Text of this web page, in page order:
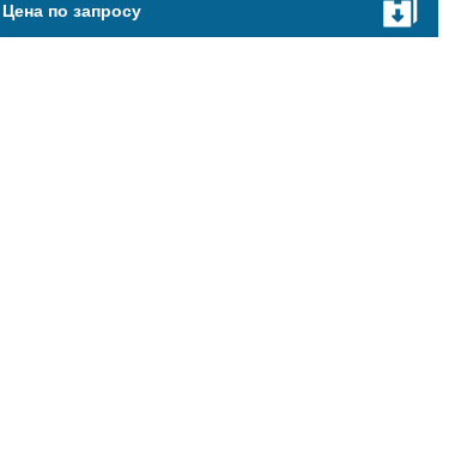
Цена по запросу